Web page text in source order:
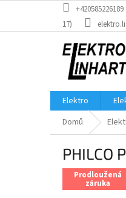
obsah
17)
Elektro
Domů
PHILCO
Prodloužená
záruka